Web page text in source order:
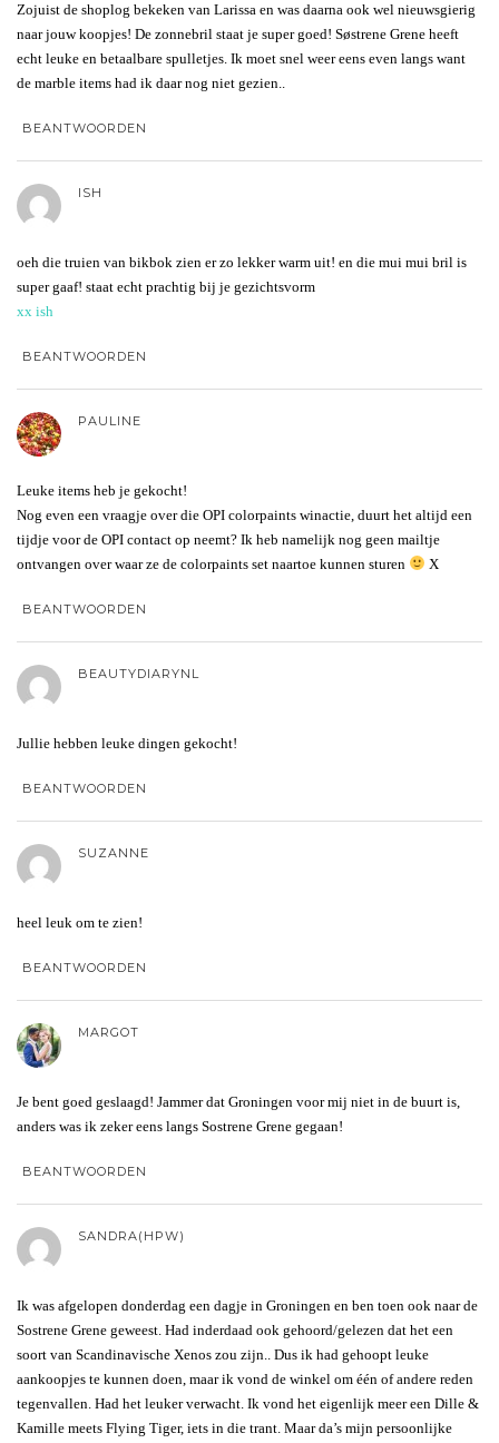
Zojuist de shoplog bekeken van Larissa en was daarna ook wel nieuwsgierig
naar jouw koopjes! De zonnebril staat je super goed! Søstrene Grene heeft
echt leuke en betaalbare spulletjes. Ik moet snel weer eens even langs want
de marble items had ik daar nog niet gezien..
BEANTWOORDEN
ISH
oeh die truien van bikbok zien er zo lekker warm uit! en die mui mui bril is
super gaaf! staat echt prachtig bij je gezichtsvorm
xx ish
BEANTWOORDEN
PAULINE
Leuke items heb je gekocht!
Nog even een vraagje over die OPI colorpaints winactie, duurt het altijd een
tijdje voor de OPI contact op neemt? Ik heb namelijk nog geen mailtje
ontvangen over waar ze de colorpaints set naartoe kunnen sturen
X
BEANTWOORDEN
BEAUTYDIARYNL
Jullie hebben leuke dingen gekocht!
BEANTWOORDEN
SUZANNE
heel leuk om te zien!
BEANTWOORDEN
MARGOT
Je bent goed geslaagd! Jammer dat Groningen voor mij niet in de buurt is,
anders was ik zeker eens langs Sostrene Grene gegaan!
BEANTWOORDEN
SANDRA(HPW)
Ik was afgelopen donderdag een dagje in Groningen en ben toen ook naar de
Sostrene Grene geweest. Had inderdaad ook gehoord/gelezen dat het een
soort van Scandinavische Xenos zou zijn.. Dus ik had gehoopt leuke
aankoopjes te kunnen doen, maar ik vond de winkel om één of andere reden
tegenvallen. Had het leuker verwacht. Ik vond het eigenlijk meer een Dille &
Kamille meets Flying Tiger, iets in die trant. Maar da’s mijn persoonlijke